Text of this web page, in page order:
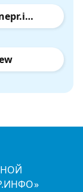
facebook.com/novosti.dnepr.info